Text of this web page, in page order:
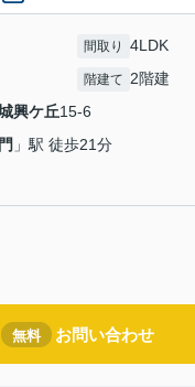
間取り 4LDK
階建て 2階建
興ケ丘15-6
」駅 徒歩21分
無料 お問い合わせ